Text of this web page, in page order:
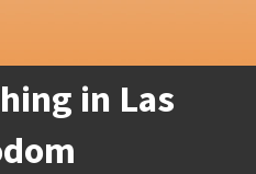
in Las